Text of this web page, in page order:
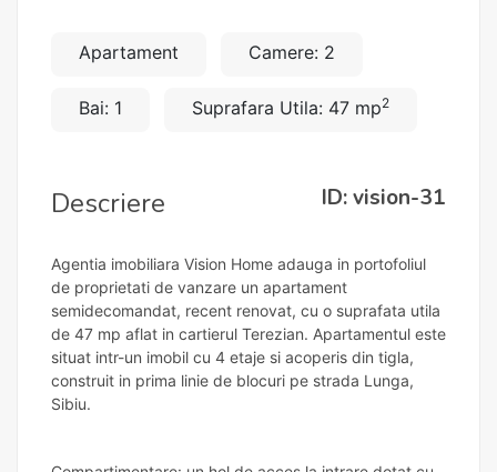
Apartament Camere: 2
Bai: 1 Suprafara Utila: 47 mp2
Descriere ID: vision-31
Agentia imobiliara Vision Home adauga in portofoliul
de proprietati de vanzare un apartament
semidecomandat, recent renovat, cu o suprafata utila
de 47 mp aflat in cartierul Terezian. Apartamentul este
situat intr-un imobil cu 4 etaje si acoperis din tigla,
construit in prima linie de blocuri pe strada Lunga,
Sibiu.